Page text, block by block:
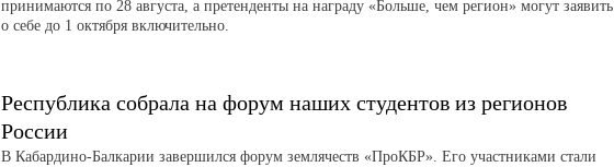
принимаются по 28 августа, а претенденты на награду «Больше, чем регион» могут заявить
о себе до 1 октября включительно.
Республика собрала на форум наших студентов из регионов
России
В Кабардино-Балкарии завершился форум землячеств «ПроКБР». Его участниками стали